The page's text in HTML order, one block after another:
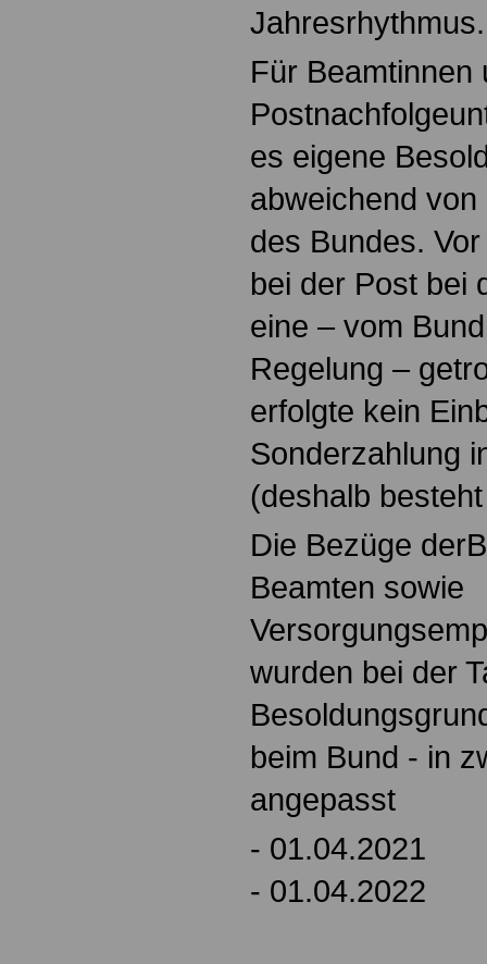
Jahresrhythmus.
Für Beamtinnen
es eigene
abweichend
des Bundes.
bei der Post bei
eine – vom
Regelung –
erfolgte kein
Sonderzahlung
(deshalb
Die Bezüge
Beamten sowie
wurden bei der
beim Bund - in
angepasst
- 01.04.2021
- 01.04.2022